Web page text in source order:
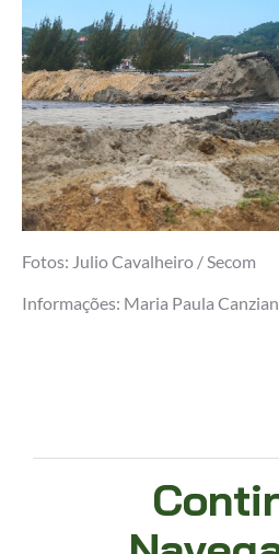
Fotos: Julio Cavalheiro / Secom
Informações: Maria Paula